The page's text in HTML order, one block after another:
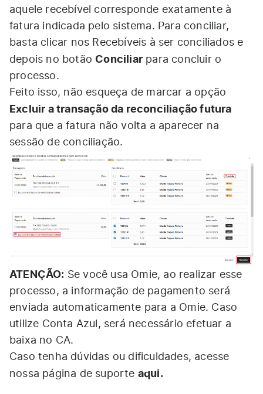
aquele recebível corresponde exatamente à
fatura indicada pelo sistema. Para conciliar,
basta clicar nos Recebíveis à ser conciliados e
depois no botão Conciliar para concluir o
processo.
Feito isso, não esqueça de marcar a opção
Excluir a transação da reconciliação futura
para que a fatura não volta a aparecer na
sessão de conciliação.
ATENÇÃO: Se você usa Omie, ao realizar esse
processo, a informação de pagamento será
enviada automaticamente para a Omie. Caso
utilize Conta Azul, será necessário efetuar a
baixa no CA.
Caso tenha dúvidas ou dificuldades, acesse
nossa página de suporte aqui.